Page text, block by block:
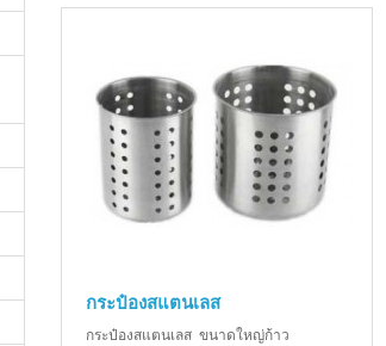
กระป๋องสแตนเลส
กระป๋องสแตนเลส ขนาดใหญ่ก้าว